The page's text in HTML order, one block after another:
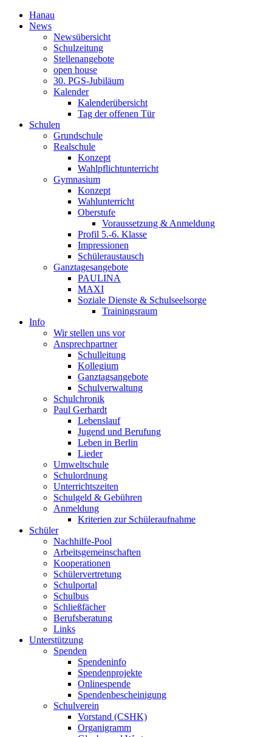
Hanau
News
Newsübersicht
Schulzeitung
Stellenangebote
open house
30. PGS-Jubiläum
Kalender
Kalenderübersicht
Tag der offenen Tür
Schulen
Grundschule
Realschule
Konzept
Wahlpflichtunterricht
Gymnasium
Konzept
Wahlunterricht
Oberstufe
Voraussetzung & Anmeldung
Profil 5.-6. Klasse
Impressionen
Schüleraustausch
Ganztagesangebote
PAULINA
MAXI
Soziale Dienste & Schulseelsorge
Trainingsraum
Info
Wir stellen uns vor
Ansprechpartner
Schulleitung
Kollegium
Ganztagsangebote
Schulverwaltung
Schulchronik
Paul Gerhardt
Lebenslauf
Jugend und Berufung
Leben in Berlin
Lieder
Umweltschule
Schulordnung
Unterrichtszeiten
Schulgeld & Gebühren
Anmeldung
Kriterien zur Schüleraufnahme
Schüler
Nachhilfe-Pool
Arbeitsgemeinschaften
Kooperationen
Schülervertretung
Schulportal
Schulbus
Schließfächer
Berufsberatung
Links
Unterstützung
Spenden
Spendeninfo
Spendenprojekte
Onlinespende
Spendenbescheinigung
Schulverein
Vorstand (CSHK)
Organigramm